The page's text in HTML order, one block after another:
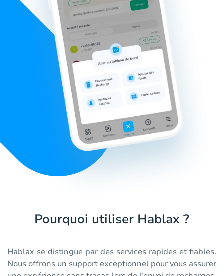
Pourquoi utiliser Hablax ?
Hablax se distingue par des services rapides et fiables.
Nous offrons un support exceptionnel pour vous assurer